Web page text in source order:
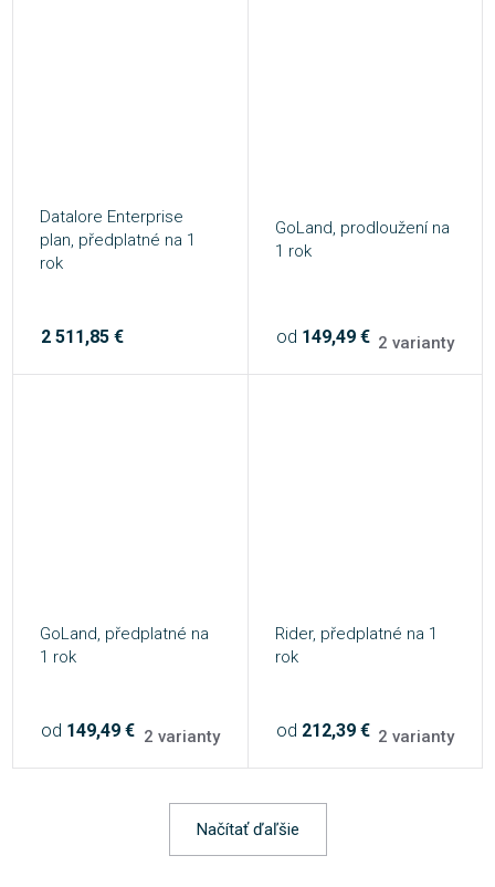
Datalore Enterprise
plan, předplatné na 1
rok
2 511,85 €
GoLand, prodloužení na
1 rok
od 149,49 € 2 varianty
GoLand, předplatné na
1 rok
od 149,49 € 2 varianty
Rider, předplatné na 1
rok
od 212,39 € 2 varianty
Načítať ďaľšie